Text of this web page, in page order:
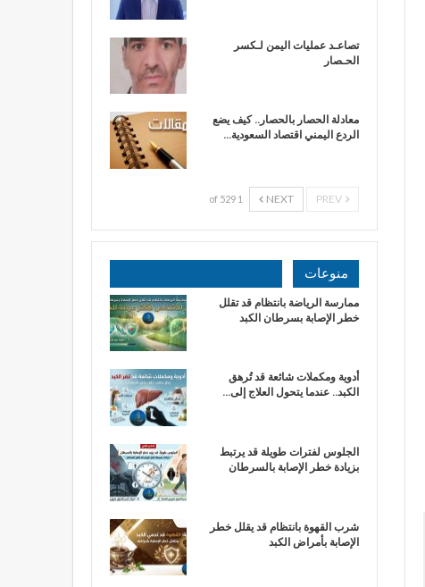
تصاعـد عمليات اليمن لـكسر
الحـصار
معادلة الحصار بالحصار.. كيف يضع
الردع اليمني اقتصاد السعودية…
NEXT
1 of 529
منوعات
ممارسة الرياضة بانتظام قد تقلل
خطر الإصابة بسرطان الكبد
أدوية ومكملات شائعة قد تُرهق
الكبد.. عندما يتحول العلاج إلى…
الجلوس لفترات طويلة قد يرتبط
بزيادة خطر الإصابة بالسرطان
شرب القهوة بانتظام قد يقلل خطر
الإصابة بأمراض الكبد